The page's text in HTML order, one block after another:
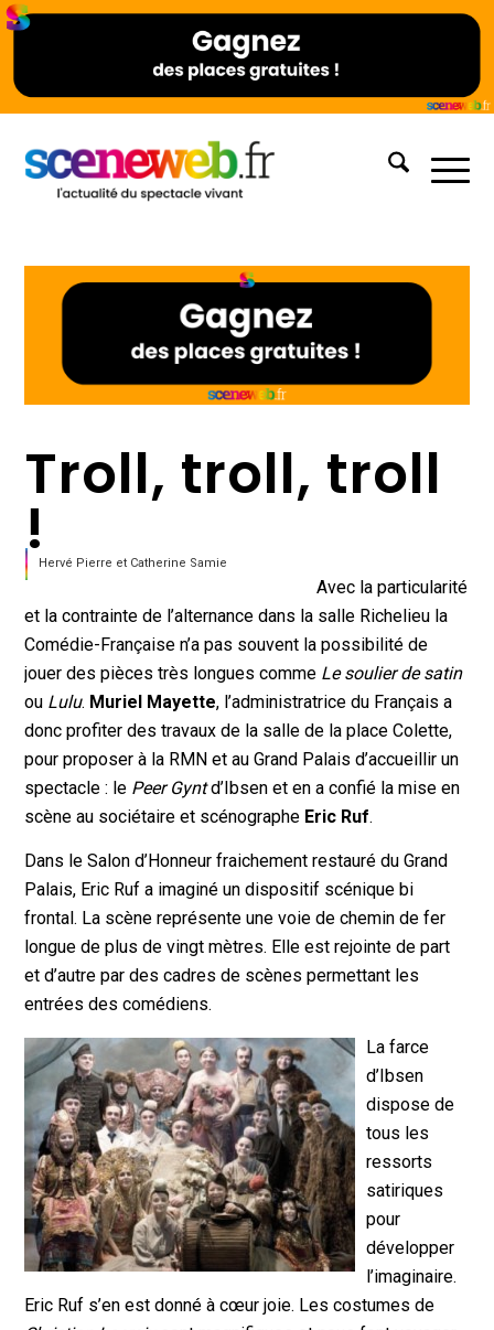
Troll, troll, troll
!Hervé Pierre et Catherine Samie
Avec la particularité
et la contrainte de l’alternance dans la salle Richelieu la
Comédie-Française n’a pas souvent la possibilité de
jouer des pièces très longues comme Le soulier de satin
ou Lulu. Muriel Mayette, l’administratrice du Français a
donc profiter des travaux de la salle de la place Colette,
pour proposer à la RMN et au Grand Palais d’accueillir un
spectacle : le Peer Gyntd’Ibsen et en a confié la mise en
scène au sociétaire et scénographe Eric Ruf.
Dans le Salon d’Honneur fraichement restauré du Grand
Palais, Eric Ruf a imaginé un dispositif scénique bi
frontal. La scène représente une voie de chemin de fer
longue de plus de vingt mètres. Elle est rejointe de part
et d’autre par des cadres de scènes permettant les
entrées des comédiens.
La farce
d’Ibsen
dispose de
tous les
ressorts
satiriques
pour
développer
l’imaginaire.
Eric Ruf s’en est donné à cœur joie. Les costumes de